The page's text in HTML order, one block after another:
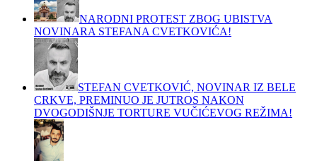
NARODNI PROTEST ZBOG UBISTVA
NOVINARA STEFANA CVETKOVIĆA!
STEFAN CVETKOVIĆ, NOVINAR IZ BELE
CRKVE, PREMINUO JE JUTROS NAKON
DVOGODIŠNJE TORTURE VUČIĆEVOG REŽIMA!